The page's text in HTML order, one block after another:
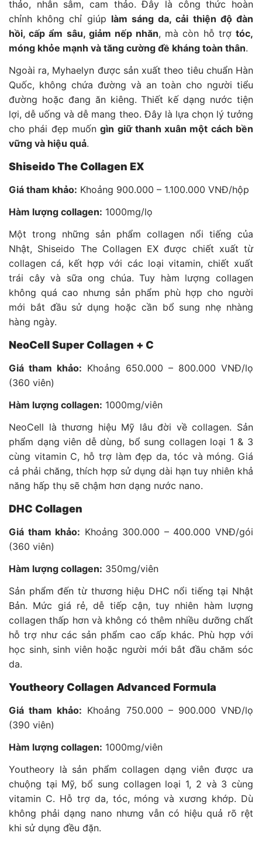
thảo, nhân sâm, cam thảo. Đây là công thức hoàn
chỉnh không chỉ giúp làm sáng da, cải thiện độ đàn
hồi, cấp ẩm sâu, giảm nếp nhăn, mà còn hỗ trợtóc,
móng khỏe mạnh và tăng cường đề kháng toàn thân.
Ngoài ra, Myhaelyn được sản xuất theo tiêu chuẩn Hàn
Quốc, không chứa đường và an toàn cho người tiểu
đường hoặc đang ăn kiêng. Thiết kế dạng nước tiện
lợi, dễ uống và dễ mang theo. Đây là lựa chọn lý tưởng
cho phái đẹp muốngìn giữ thanh xuân một cách bền
vững và hiệu quả.
Shiseido The Collagen EX
Giá tham khảo: Khoảng 900.000 – 1.100.000 VNĐ/hộp
Hàm lượng collagen: 1000mg/lọ
Một trong những sản phẩm collagen nổi tiếng của
Nhật, Shiseido The Collagen EX được chiết xuất từ
collagen cá, kết hợp với các loại vitamin, chiết xuất
trái cây và sữa ong chúa. Tuy hàm lượng collagen
không quá cao nhưng sản phẩm phù hợp cho người
mới bắt đầu sử dụng hoặc cần bổ sung nhẹ nhàng
hàng ngày.
NeoCell Super Collagen + C
Giá tham khảo: Khoảng 650.000 – 800.000 VNĐ/lọ
(360 viên)
Hàm lượng collagen: 1000mg/viên
NeoCell là thương hiệu Mỹ lâu đời về collagen. Sản
phẩm dạng viên dễ dùng, bổ sung collagen loại 1 & 3
cùng vitamin C, hỗ trợ làm đẹp da, tóc và móng. Giá
cả phải chăng, thích hợp sử dụng dài hạn tuy nhiên khả
năng hấp thụ sẽ chậm hơn dạng nước nano.
DHC Collagen
Giá tham khảo: Khoảng 300.000 – 400.000 VNĐ/gói
(360 viên)
Hàm lượng collagen: 350mg/viên
Sản phẩm đến từ thương hiệu DHC nổi tiếng tại Nhật
Bản. Mức giá rẻ, dễ tiếp cận, tuy nhiên hàm lượng
collagen thấp hơn và không có thêm nhiều dưỡng chất
hỗ trợ như các sản phẩm cao cấp khác. Phù hợp với
học sinh, sinh viên hoặc người mới bắt đầu chăm sóc
da.
Youtheory Collagen Advanced Formula
Giá tham khảo: Khoảng 750.000 – 900.000 VNĐ/lọ
(390 viên)
Hàm lượng collagen: 1000mg/viên
Youtheory là sản phẩm collagen dạng viên được ưa
chuộng tại Mỹ, bổ sung collagen loại 1, 2 và 3 cùng
vitamin C. Hỗ trợ da, tóc, móng và xương khớp. Dù
không phải dạng nano nhưng vẫn có hiệu quả rõ rệt
khi sử dụng đều đặn.